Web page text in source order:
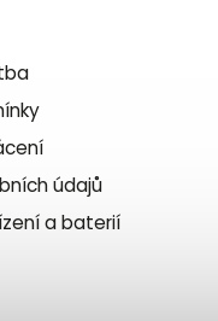
údajů
a baterií